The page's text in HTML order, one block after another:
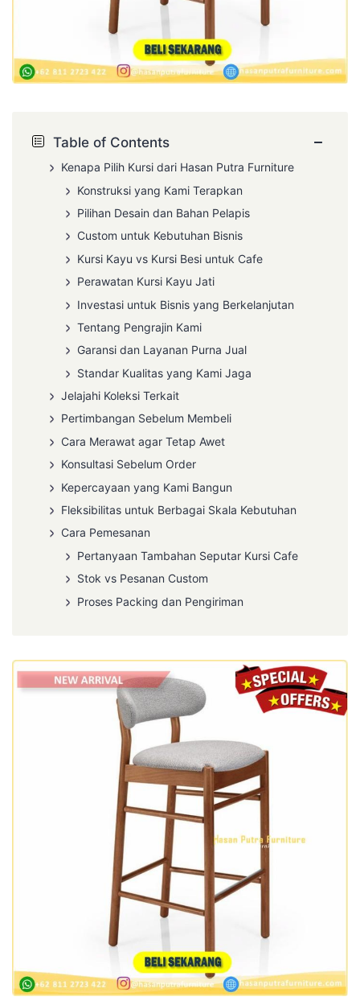
Table of Contents −
Kenapa Pilih Kursi dari Hasan Putra Furniture
Konstruksi yang Kami Terapkan
Pilihan Desain dan Bahan Pelapis
Custom untuk Kebutuhan Bisnis
Kursi Kayu vs Kursi Besi untuk Cafe
Perawatan Kursi Kayu Jati
Investasi untuk Bisnis yang Berkelanjutan
Tentang Pengrajin Kami
Garansi dan Layanan Purna Jual
Standar Kualitas yang Kami Jaga
Jelajahi Koleksi Terkait
Pertimbangan Sebelum Membeli
Cara Merawat agar Tetap Awet
Konsultasi Sebelum Order
Kepercayaan yang Kami Bangun
Fleksibilitas untuk Berbagai Skala Kebutuhan
Cara Pemesanan
Pertanyaan Tambahan Seputar Kursi Cafe
Stok vs Pesanan Custom
Proses Packing dan Pengiriman